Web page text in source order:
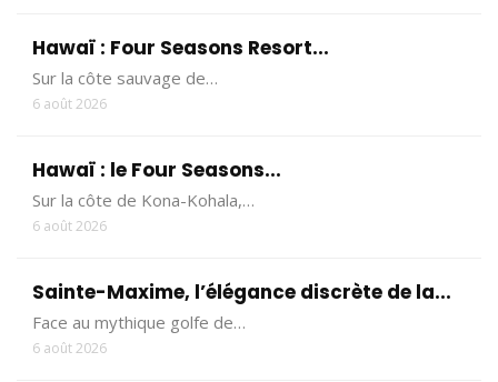
Hawaï : Four Seasons Resort...
Sur la côte sauvage de…
6 août 2026
Hawaï : le Four Seasons...
Sur la côte de Kona-Kohala,…
6 août 2026
Sainte-Maxime, l’élégance discrète de la...
Face au mythique golfe de…
6 août 2026